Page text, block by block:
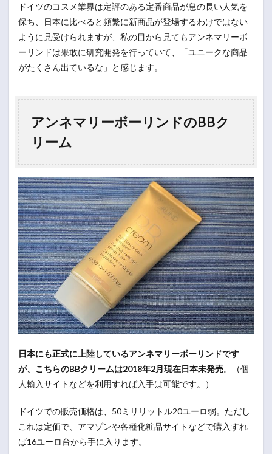
ドイツのコスメ業界は定評のある定番商品が息の長い人気を
保ち、日本に比べると頻繁に新商品が登場するわけではない
ように見受けられますが、私の目から見てもアンネマリーボ
ーリンドは果敢に研究開発を行っていて、「ユニークな商品
がたくさん出ているな」と感じます。
アンネマリーボーリンドのBBク
リーム
日本にも正式に上陸しているアンネマリーボーリンドです
が、こちらのBBクリームは2018年2月現在日本未発売。（個
人輸入サイトなどを利用すれば入手は可能です。）
ドイツでの販売価格は、50ミリリットル20ユーロ弱。ただし
これは定価で、アマゾンや各種化粧品サイトなどで購入すれ
ば16ユーロ台から手に入ります。